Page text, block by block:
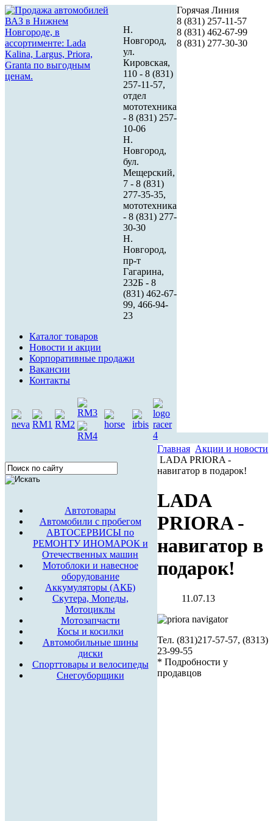
Н.
Новгород,
ул.
Кировская,
110 - 8 (831)
257-11-57,
отдел
мототехника
- 8 (831) 257-
10-06
Н.
Новгород,
бул.
Мещерский,
7 - 8 (831)
277-35-35,
мототехника
- 8 (831) 277-
30-30
Н.
Новгород,
пр-т
Гагарина,
232Б - 8
(831) 462-67-
99, 466-94-
23
Каталог товаров
Новости и акции
Корпоративные продажи
Вакансии
Контакты
Горячая Линия
8 (831) 257-11-57
8 (831) 462-67-99
8 (831) 277-30-30
Автотовары
Автомобили с пробегом
АВТОСЕРВИСЫ по
РЕМОНТУ ИНОМАРОК и
Отечественных машин
Мотоблоки и навесное
оборудование
Аккумуляторы (АКБ)
Скутера, Мопеды,
Мотоциклы
Мотозапчасти
Косы и косилки
Автомобильные шины
диски
Спорттовары и велосипеды
Снегоуборщики
Главная Акции и новости
LADA PRIORA -
навигатор в подарок!
LADA
PRIORA -
навигатор в
подарок!
11.07.13
Тел. (831)217-57-57, (8313)
23-99-55
* Подробности у
продавцов